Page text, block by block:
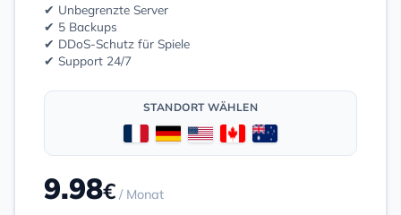
✔ Unbegrenzte Server
✔ 5 Backups
✔ DDoS-Schutz für Spiele
✔ Support 24/7
STANDORT WÄHLEN
9.98€ / Monat